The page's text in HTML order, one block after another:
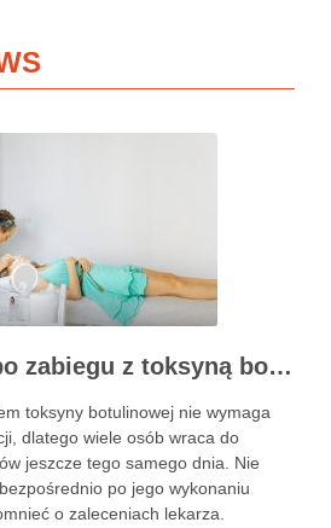
Czego unikać po zabiegu z toksyną botulinową?
toksyny botulinowej nie wymaga
dlatego wiele osób wraca do
jeszcze tego samego dnia. Nie
po jego wykonaniu
o zaleceniach lekarza.